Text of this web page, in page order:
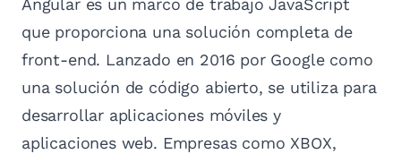
que proporciona una solución completa de
front-end. Lanzado en 2016 por Google como
una solución de código abierto, se utiliza para
desarrollar aplicaciones móviles y
aplicaciones web. Empresas como XBOX,